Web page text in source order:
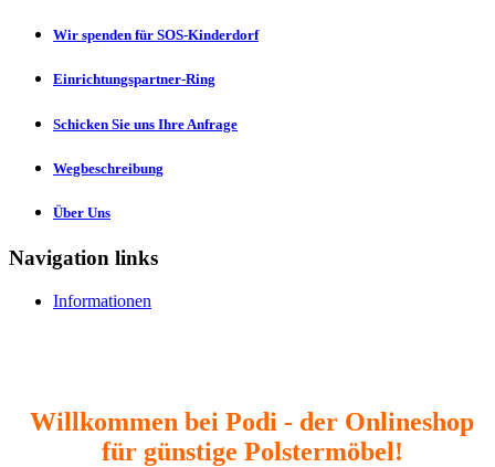
Wir spenden für SOS-Kinderdorf
Einrichtungspartner-Ring
Schicken Sie uns Ihre Anfrage
Wegbeschreibung
Über Uns
Navigation links
Informationen
Willkommen bei Podi - der Onlineshop
für günstige Polstermöbel!